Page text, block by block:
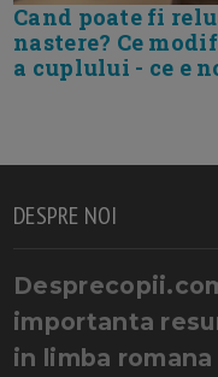
Cand poate fi
nastere? Ce
a cuplului - ce e
DESPRE NOI
importanta
in limba